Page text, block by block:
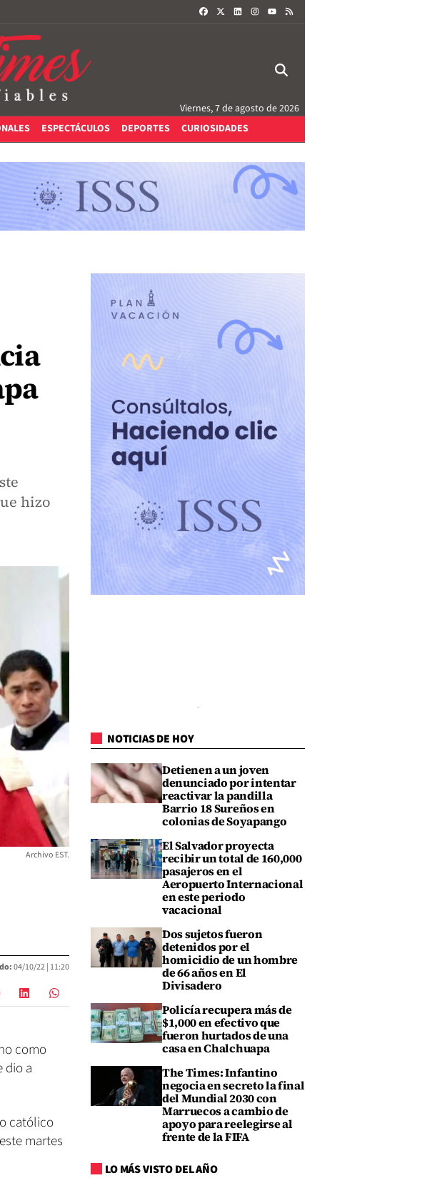
FACEBOOKLINKEDININSTAGRAM
Viernes, 7 de agosto de 2026
ESPECTÁCULOS DEPORTES CURIOSIDADES
hizo
Archivo EST.
04/10/22 | 11:20
como
dio a
católico
martes
NOTICIAS DE HOY
Detienen a un joven
denunciado por intentar
reactivar la pandilla
Barrio 18 Sureños en
colonias de Soyapango
El Salvador proyecta
recibir un total de 160,000
pasajeros en el
Aeropuerto Internacional
en este periodo
vacacional
Dos sujetos fueron
detenidos por el
homicidio de un hombre
de 66 años en El
Divisadero
Policía recupera más de
$1,000 en efectivo que
fueron hurtados de una
casa en Chalchuapa
The Times: Infantino
negocia en secreto la final
del Mundial 2030 con
Marruecos a cambio de
apoyo para reelegirse al
frente de la FIFA
LO MÁS VISTO DEL AÑO